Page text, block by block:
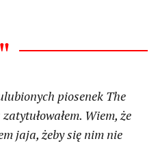
piosenek The
Wiem, że
jaja, żeby się nim nie